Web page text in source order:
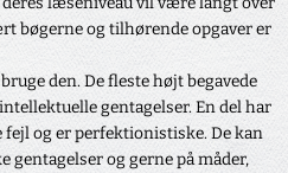
bøgerne og tilhørende opgaver er
den. De fleste højt begavede
gentagelser. En del har
fejl og er perfektionistiske. De kan
gentagelser og gerne på måder,